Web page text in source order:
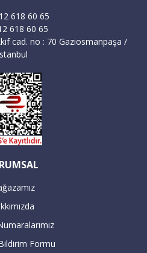
Yakası):
beyaz eşya
ikamet adresine
günü içinde teslim
randevu alarak
aynı anda kurulum
618 60 65
618 60 65
cad. no : 70 Gaziosmanpaşa /
Formu